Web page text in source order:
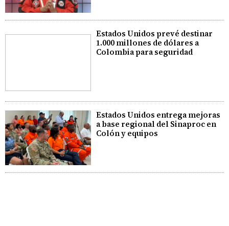
Estados Unidos prevé destinar
1.000 millones de dólares a
Colombia para seguridad
Estados Unidos entrega mejoras
a base regional del Sinaproc en
Colón y equipos